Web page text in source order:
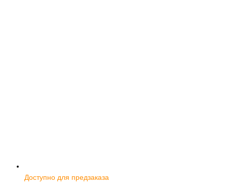
Доступно для предзаказа